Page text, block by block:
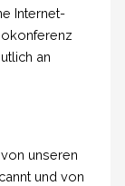
Internet-
an
unseren
und von